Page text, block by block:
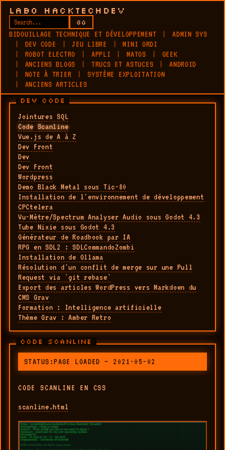
LABO HACKTECHDEV
GO
BIDOUILLAGE TECHNIQUE ET DÉVELOPPEMENT
ADMIN SYS
DEV CODE
JEU LIBRE
MINI ORDI
ROBOT ELECTRO
APPLI MATOS
GEEK
ANCIENS BLOGS
TRUCS ET ASTUCES
ANDROID
NOTE À TRIER
SYSTÈME EXPLOITATION
ANCIENS ARTICLES
DEV CODE
Jointures SQL
Code Scanline
Vue.js de A à Z
Dev Front
Dev
Dev Front
Wordpress
Demo Black Metal sous Tic-80
Installation de l'environnement de développement
CPCtelera
Vu-Mètre/Spectrum Analyser Audio sous Godot 4.3
Tube Nixie sous Godot 4.3
Générateur de Roadbook par IA
RPG en SDL2 : SDLCommandoZombi
Installation de Ollama
Résolution d'un conflit de merge sur une Pull
Request via `git rebase`
Export des articles WordPress vers Markdown du
CMS Grav
Formation : Intelligence artificielle
Thème Grav : Amber Retro
CODE SCANLINE
STATUS:PAGE LOADED — 2021-05-02
CODE SCANLINE EN CSS
scanline.html